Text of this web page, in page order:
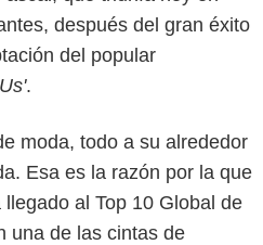
después del gran éxito
del popular
.
moda, todo a su alrededor
Esa es la razón por la que
al Top 10 Global de
una de las cintas de